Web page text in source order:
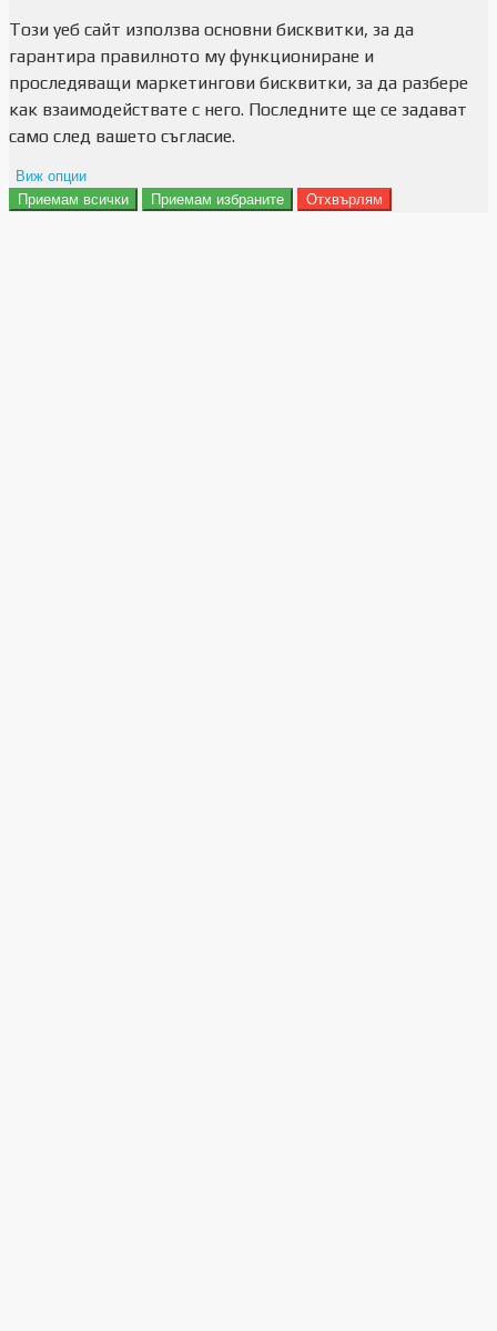
Този уеб сайт използва основни бисквитки, за да
гарантира правилното му функциониране и
проследяващи маркетингови бисквитки, за да разбере
как взаимодействате с него. Последните ще се задават
само след вашето съгласие.
Виж опции
Препочитания за реклами
Приемам всички Приемам избраните Отхвърлям